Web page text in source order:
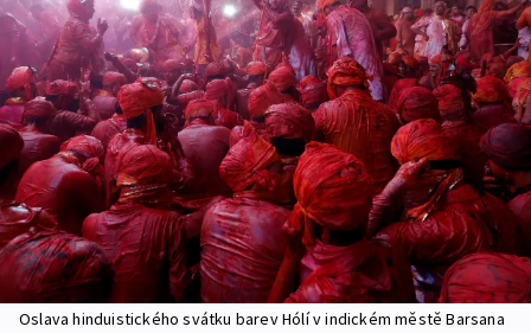
Oslava hinduistického svátku barev Hólí v indickém městě Barsana